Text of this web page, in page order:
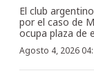
El club
por el caso de
ocupa plaza de
Agosto 4, 2026